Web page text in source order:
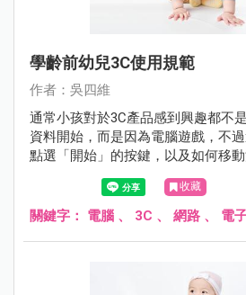
學齡前幼兒3C使用規範
作者：吳四維
通常小孩對於3C產品感到興趣都不
資料開始，而是因為電腦遊戲，不
點選「開始」的按鍵，以及如何移
能增強小孩的語言理解能力外，對
幫助，並藉此增進其認知能力如顏
收藏
關鍵字： 電腦 、 3C 、 網路 、 電